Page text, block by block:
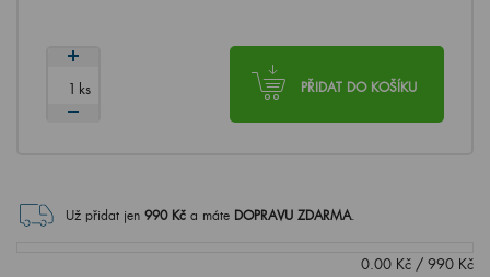
PŘIDAT DO KOŠÍKU
ks
Už přidat jen 990Kč a máte DOPRAVU ZDARMA.
0.00 Kč / 990 Kč